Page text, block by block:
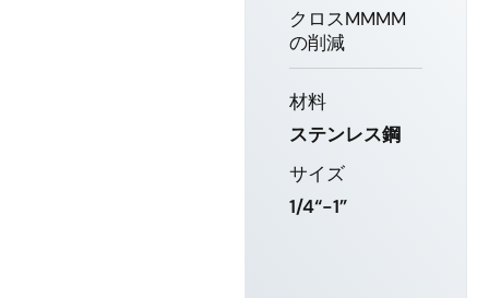
クロスMMMM
の削減
材料
ステンレス鋼
サイズ
1/4“-1”